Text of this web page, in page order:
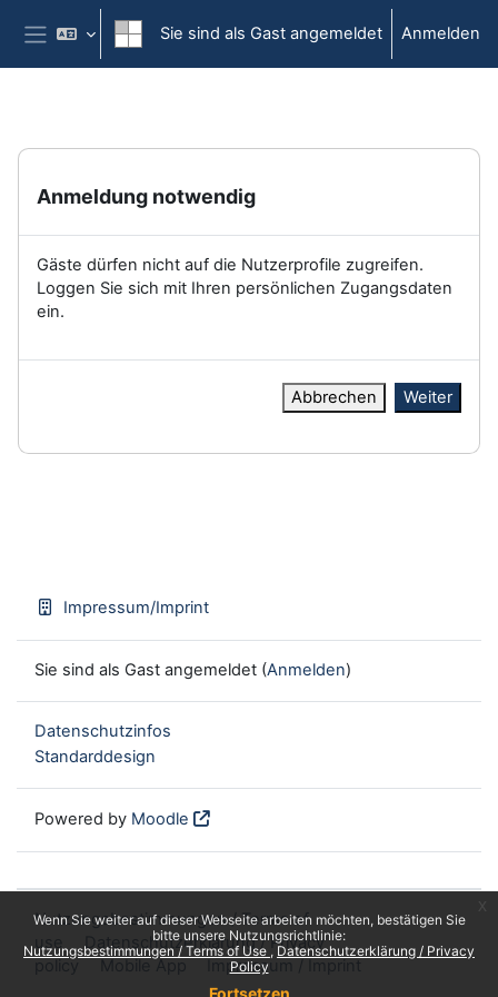
Zum Hauptinhalt
Wenn Sie weiter auf dieser Webseite arbeiten möchten, bestätigen Sie
bitte unsere Nutzungsrichtlinie:
Nutzungsbestimmungen / Terms of Use
Datenschutzerklärung / Privacy
Policy
Fortsetzen
Website-Übersicht
Sie sind als Gast angemeldet Anmelden
Anmeldung notwendig
Gäste dürfen nicht auf die Nutzerprofile zugreifen.
Loggen Sie sich mit Ihren persönlichen Zugangsdaten
ein.
Abbrechen Weiter
Impressum/Imprint
Sie sind als Gast angemeldet (Anmelden)
Datenschutzinfos
Standarddesign
Powered by Moodle
Nutzungsbestimmungen / Terms of
use
Datenschutzerklärung / Privacy
policy
Mobile App Impressum / Imprint